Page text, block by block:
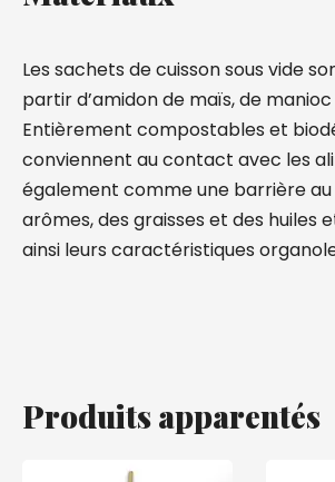
Les sachets de cuisson sous vide
partir d’amidon de maïs, de
Entièrement compostables et
conviennent au contact avec les
également comme une barrière au
arômes, des graisses et des huiles
ainsi leurs caractéristiques
Produits apparentés